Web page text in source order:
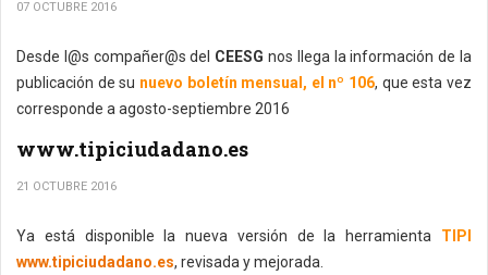
07 OCTUBRE 2016
Desde l@s compañer@s del CEESGnos llega la información de la
publicación de su nuevo boletín mensual, el nº 106, que esta vez
corresponde a agosto-septiembre 2016
www.tipiciudadano.es
21 OCTUBRE 2016
Ya está disponible la nueva versión de la herramienta TIPI
www.tipiciudadano.es, revisada y mejorada.